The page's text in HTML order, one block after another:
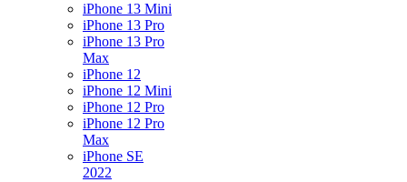
iPhone 13 Mini
iPhone 13 Pro
iPhone 13 Pro
Max
iPhone 12
iPhone 12 Mini
iPhone 12 Pro
iPhone 12 Pro
Max
iPhone SE
2022